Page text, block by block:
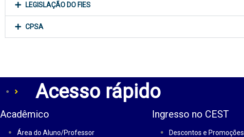
LEGISLAÇÃO DO FIES
CPSA
Acesso rápido
Acadêmico
Área do Aluno/Professor
Ingresso no CEST
Descontos e Promoções